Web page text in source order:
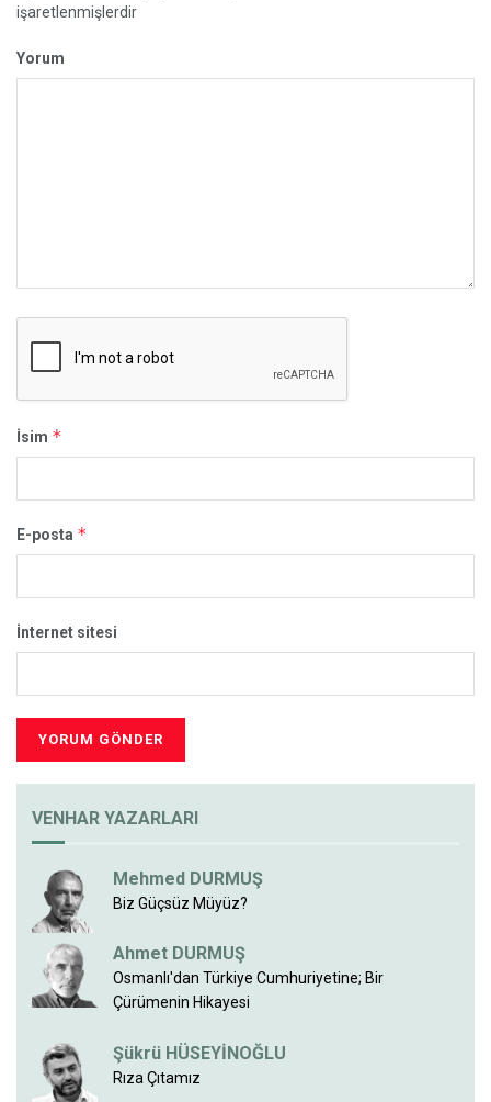
işaretlenmişlerdir
Yorum
İsim *
E-posta *
İnternet sitesi
VENHAR YAZARLARI
Mehmed DURMUŞ
Biz Güçsüz Müyüz?
Ahmet DURMUŞ
Osmanlı'dan Türkiye Cumhuriyetine; Bir
Çürümenin Hikayesi
Şükrü HÜSEYİNOĞLU
Rıza Çıtamız